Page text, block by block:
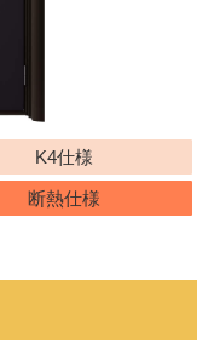
K4仕様
断熱仕様